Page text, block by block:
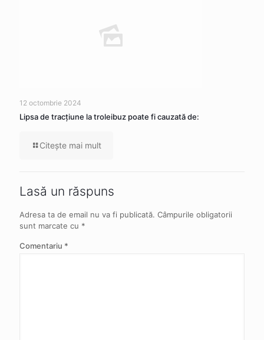
12 octombrie 2024
Lipsa de tracţiune la troleibuz poate fi cauzată de:
Citeşte mai mult
Lasă un răspuns
Adresa ta de email nu va fi publicată. Câmpurile obligatorii
sunt marcate cu *
Comentariu *